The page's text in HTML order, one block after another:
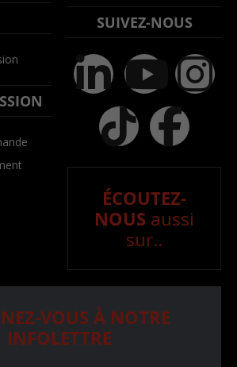
SUIVEZ-NOUS
ÉCOUTEZ-
NOUS aussi
sur..
VOUS À NOTRE
INFOLETTRE